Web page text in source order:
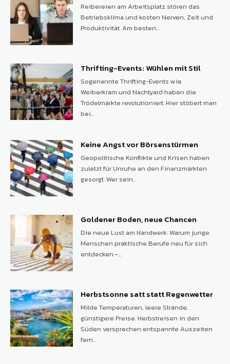
Reibereien am Arbeitsplatz stören das
Betriebsklima und kosten Nerven, Zeit und
Produktivität. Am besten...
Thrifting-Events: Wühlen mit Stil
Sogenannte Thrifting-Events wie
Weiberkram und Nachtyard haben die
Trödelmärkte revolutioniert. Hier stöbert man
bei...
Keine Angst vor Börsenstürmen
Geopolitische Konflikte und Krisen haben
zuletzt für Unruhe an den Finanzmärkten
gesorgt. Wer sein...
Goldener Boden, neue Chancen
Die neue Lust am Handwerk: Warum junge
Menschen praktische Berufe neu für sich
entdecken –...
Herbstsonne satt statt Regenwetter
Milde Temperaturen, leere Strände,
günstigere Preise. Herbstreisen in den
Süden versprechen entspannte Auszeiten
fern...